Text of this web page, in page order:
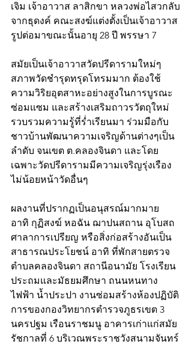
เจิม เจ้าอาวาส ลาสิกขา หลวงพ่อไสวกลับ
จากธุดงค์ คณะสงฆ์แต่งตั้งเป็นเจ้าอาวาส
รูปต่อมาขณะนั้นอายุ 28 ปี พรรษา 7
สมัยเป็นเจ้าอาวาสวัดปรีดารามใหม่ๆ
สภาพวัดชำรุดทรุดโทรมมาก ต้องใช้
ความวิริยอุตสาหะอย่างสูงในการบูรณะ
ซ่อมแซม และสร้างเสริมถาวรวัตถุใหม่
รวบรวมความรู้ที่ร่ำเรียนมา ร่วมมือกับ
ชาวบ้านพัฒนาความเจริญด้านต่างๆเป็น
ลำดับ จนเขต ต.คลองจินดา และโดย
เฉพาะวัดปรีดารามมีความเจริญรุ่งเรือง
ไม่น้อยหน้าวัดอื่นๆ
ผลงานที่ปรากฏเป็นอนุสรณ์มากมาย
อาทิ กุฏิสงฆ์ หอฉัน ฌาปนสถาน อุโบสถ
ศาลาการเปรียญ หรือสิ่งก่อสร้างอันเป็น
สาธารณประโยชน์ อาทิ ที่พักสายตรวจ
ตำบลคลองจินดา สถานีอนามัย โรงเรียน
ประถมและมัธยมศึกษา ถนนหนทาง
ไฟฟ้า น้ำประปา งานซ่อมสร้างห้องปฏิบัติ
การของกองวิทยากรตำรวจภูธรเขต 3
นครปฐม เรือนราชมนู อาคารเก่าแก่สมัย
รัชกาลที่ 6 บริเวณพระราชวังสนามจันทร์